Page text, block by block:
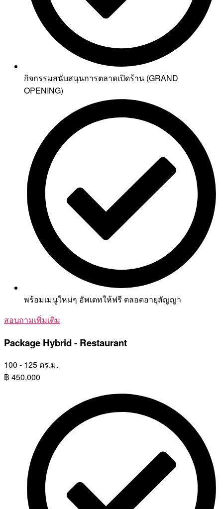
กิจกรรมสนับสนุนการตลาดเปิดร้าน (GRAND
OPENING)
พร้อมเมนูใหม่ๆ อัพเดทให้ฟรี ตลอดอายุสัญญา
สอบถามเพิ่มเติม
Package Hybrid - Restaurant
100 - 125 ตร.ม.
฿ 450,000